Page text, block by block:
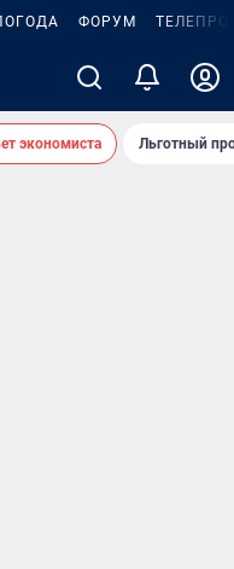
ФОРУМ
экономиста Льготный